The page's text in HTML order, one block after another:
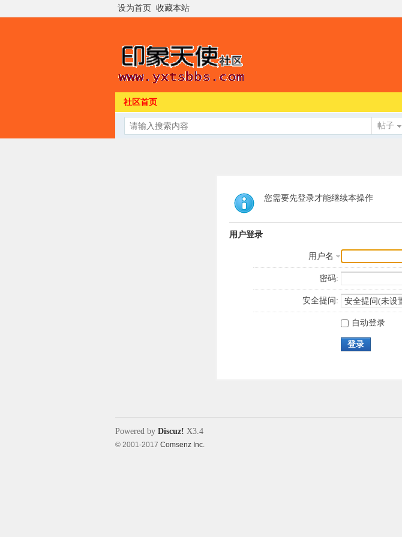
设为首页 收藏本站
社区首页
帖子
您需要先登录才能继续本操作
用户登录
用户名
密码:
安全提问:
自动登录
登录
Powered by Discuz! X3.4
© 2001-2017 Comsenz Inc.